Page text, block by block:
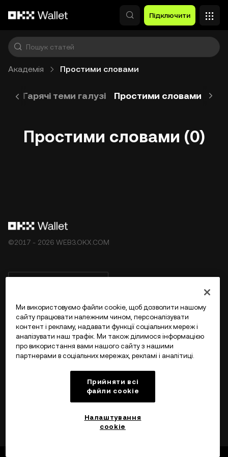
Підключити
Академія Простими словами
Гарячі теми галузі Простими словами
Простими словами (0)
©2017 - 2026 WEB3.OKX.COM
Більше про OKX Web3
Продукт
Ми використовуємо файли cookie, щоб дозволити нашому
сайту працювати належним чином, персоналізувати
контент і рекламу, надавати функції соціальних мереж і
аналізувати наш трафік. Ми також ділимося інформацією
про використання вами нашого сайту з нашими
партнерами в соціальних мережах, рекламі і аналітиці.
Прийняти всі
файли сookie
Налаштування
cookie